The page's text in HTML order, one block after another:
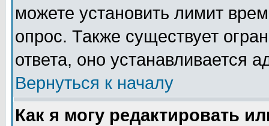
можете установить лимит
опрос. Также существует
ответа, оно устанавливается
Вернуться к началу
Как я могу редактировать